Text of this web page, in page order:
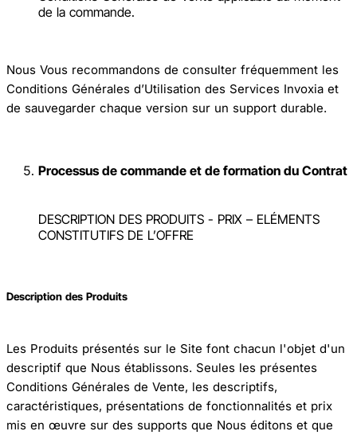
de la commande.
Nous Vous recommandons de consulter fréquemment les
Conditions Générales d’Utilisation des Services Invoxia et
de sauvegarder chaque version sur un support durable.
Processus de commande et de formation du Contrat
DESCRIPTION DES PRODUITS - PRIX – ELÉMENTS
CONSTITUTIFS DE L’OFFRE
Description des Produits
Les Produits présentés sur le Site font chacun l'objet d'un
descriptif que Nous établissons. Seules les présentes
Conditions Générales de Vente, les descriptifs,
caractéristiques, présentations de fonctionnalités et prix
mis en œuvre sur des supports que Nous éditons et que